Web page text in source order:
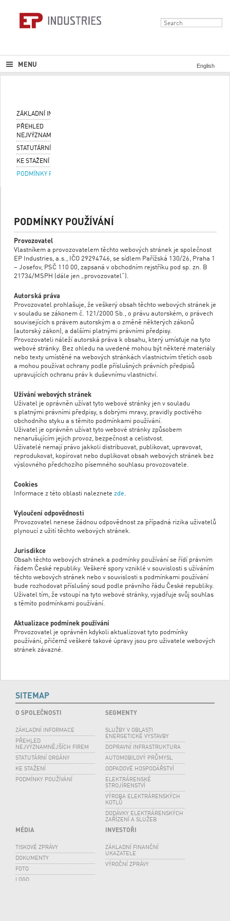
English
MENU
ZÁKLADNÍ INFORMACE
PŘEHLED
NEJVÝZNAMNĚJŠÍCH FIREM
STATUTÁRNÍ ORGÁNY
KE STAŽENÍ
PODMÍNKY POUŽÍVÁNÍ
PODMÍNKY POUŽÍVÁNÍ
Provozovatel
Vlastníkem a provozovatelem těchto webových stránek je společnost
EP Industries, a.s., IČO 29294746, se sídlem Pařížská 130/26, Praha 1
– Josefov, PSČ 110 00, zapsaná v obchodním rejstříku pod sp. zn. B
21734/MSPH (dále jen „provozovatel“).
Autorská práva
Provozovatel prohlašuje, že veškerý obsah těchto webových stránek je
v souladu se zákonem č. 121/2000 Sb., o právu autorském, o právech
souvisejících s právem autorským a o změně některých zákonů
(autorský zákon), a dalšími platnými právními předpisy.
Provozovateli náleží autorská práva k obsahu, který umísťuje na tyto
webové stránky. Bez ohledu na uvedené mohou být některé materiály
nebo texty umístěné na webových stránkách vlastnictvím třetích osob
a mohou používat ochrany podle příslušných právních předpisů
upravujících ochranu práv k duševnímu vlastnictví.
Užívání webových stránek
Uživatel je oprávněn užívat tyto webové stránky jen v souladu
s platnými právními předpisy, s dobrými mravy, pravidly poctivého
obchodního styku a s těmito podmínkami používání.
Uživatel je oprávněn užívat tyto webové stránky způsobem
nenarušujícím jejich provoz, bezpečnost a celistvost.
Uživatelé nemají právo jakkoli distribuovat, publikovat, upravovat,
reprodukovat, kopírovat nebo duplikovat obsah webových stránek bez
výslovného předchozího písemného souhlasu provozovatele.
Cookies
Informace z této oblasti naleznete zde.
Vyloučení odpovědnosti
Provozovatel nenese žádnou odpovědnost za případná rizika uživatelů
plynoucí z užití těchto webových stránek.
Jurisdikce
Obsah těchto webových stránek a podmínky používání se řídí právním
řádem České republiky. Veškeré spory vzniklé v souvislosti s užíváním
těchto webových stránek nebo v souvislosti s podmínkami používání
bude rozhodovat příslušný soud podle právního řádu České republiky.
Uživatel tím, že vstoupí na tyto webové stránky, vyjadřuje svůj souhlas
s těmito podmínkami používání.
Aktualizace podmínek používání
Provozovatel je oprávněn kdykoli aktualizovat tyto podmínky
používání, přičemž veškeré takové úpravy jsou pro uživatele webových
stránek závazné.
SITEMAP
O SPOLEČNOSTI
ZÁKLADNÍ INFORMACE
PŘEHLED
NEJVÝZNAMNĚJŠÍCH FIREM
STATUTÁRNÍ ORGÁNY
KE STAŽENÍ
PODMÍNKY POUŽÍVÁNÍ
SEGMENTY
SLUŽBY V OBLASTI
ENERGETICKÉ VÝSTAVBY
DOPRAVNÍ INFRASTRUKTURA
AUTOMOBILOVÝ PRŮMYSL
ODPADOVÉ HOSPODÁŘSTVÍ
ELEKTRÁRENSKÉ
STROJÍRENSTVÍ
VÝROBA ELEKTRÁRENSKÝCH
KOTLŮ
DODÁVKY ELEKTRÁRENSKÝCH
ZAŘÍZENÍ A SLUŽEB
MÉDIA
TISKOVÉ ZPRÁVY
DOKUMENTY
FOTO
LOGO
INVESTOŘI
ZÁKLADNÍ FINANČNÍ
UKAZATELE
VÝROČNÍ ZPRÁVY